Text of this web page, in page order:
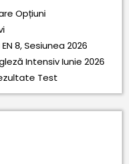
Opțiuni
8, Sesiunea 2026
Intensiv Iunie 2026
Test